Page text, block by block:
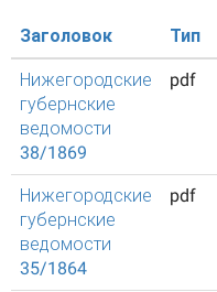
Заголовок Тип
Нижегородские
губернские
ведомости
38/1869
pdf
Нижегородские
губернские
ведомости
35/1864
pdf